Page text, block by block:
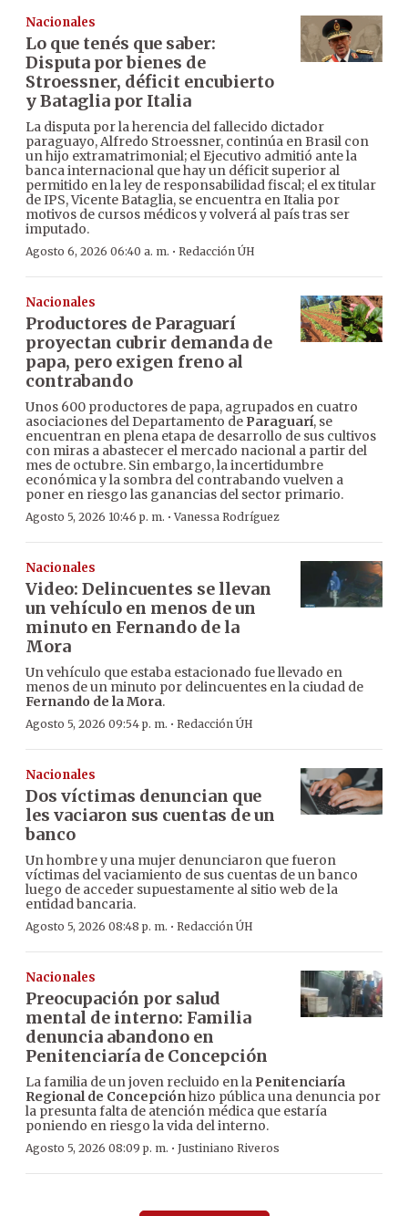
Nacionales
Lo que tenés que saber:
Disputa por bienes de
Stroessner, déficit encubierto
y Bataglia por Italia
La disputa por la herencia del fallecido dictador
paraguayo, Alfredo Stroessner, continúa en Brasil con
un hijo extramatrimonial; el Ejecutivo admitió ante la
banca internacional que hay un déficit superior al
permitido en la ley de responsabilidad fiscal; el ex titular
de IPS, Vicente Bataglia, se encuentra en Italia por
motivos de cursos médicos y volverá al país tras ser
imputado.
Agosto 6, 2026 06:40 a. m. · Redacción ÚH
Nacionales
Productores de Paraguarí
proyectan cubrir demanda de
papa, pero exigen freno al
contrabando
Unos 600 productores de papa, agrupados en cuatro
asociaciones del Departamento de Paraguarí, se
encuentran en plena etapa de desarrollo de sus cultivos
con miras a abastecer el mercado nacional a partir del
mes de octubre. Sin embargo, la incertidumbre
económica y la sombra del contrabando vuelven a
poner en riesgo las ganancias del sector primario.
Agosto 5, 2026 10:46 p. m. ·Vanessa Rodríguez
Nacionales
Video: Delincuentes se llevan
un vehículo en menos de un
minuto en Fernando de la
Mora
Un vehículo que estaba estacionado fue llevado en
menos de un minuto por delincuentes en la ciudad de
Fernando de la Mora.
Agosto 5, 2026 09:54 p. m. · Redacción ÚH
Nacionales
Dos víctimas denuncian que
les vaciaron sus cuentas de un
banco
Un hombre y una mujer denunciaron que fueron
víctimas del vaciamiento de sus cuentas de un banco
luego de acceder supuestamente al sitio web de la
entidad bancaria.
Agosto 5, 2026 08:48 p. m. · Redacción ÚH
Nacionales
Preocupación por salud
mental de interno: Familia
denuncia abandono en
Penitenciaría de Concepción
La familia de un joven recluido en la Penitenciaría
Regional de Concepciónhizo pública una denuncia por
la presunta falta de atención médica que estaría
poniendo en riesgo la vida del interno.
Agosto 5, 2026 08:09 p. m. · Justiniano Riveros